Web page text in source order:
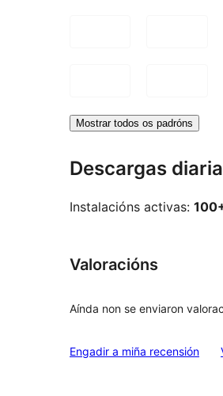
Mostrar todos os padróns
Descargas
Instalacións activas:
Valoracións
Aínda non se enviaron
Engadir a miña recensión